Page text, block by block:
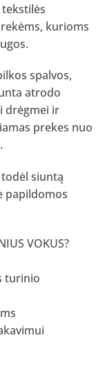
kurioms
spalvos,
atrodo
drėgmei ir
prekes nuo
siuntą
papildomos
VOKUS?
turinio